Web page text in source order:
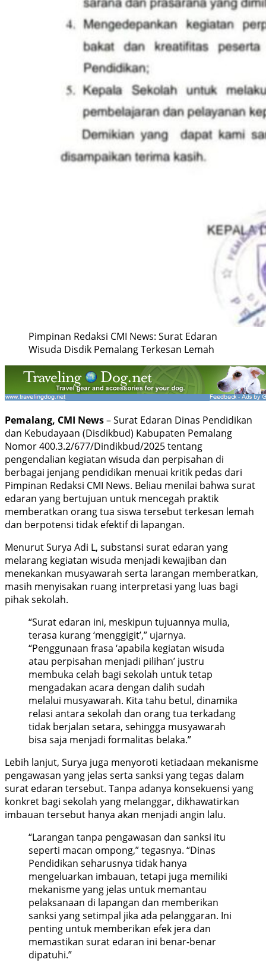
Pimpinan Redaksi CMI News: Surat Edaran
Wisuda Disdik Pemalang Terkesan Lemah
Pemalang, CMI News– Surat Edaran Dinas Pendidikan
dan Kebudayaan (Disdikbud) Kabupaten Pemalang
Nomor 400.3.2/677/Dindikbud/2025 tentang
pengendalian kegiatan wisuda dan perpisahan di
berbagai jenjang pendidikan menuai kritik pedas dari
Pimpinan Redaksi CMI News. Beliau menilai bahwa surat
edaran yang bertujuan untuk mencegah praktik
memberatkan orang tua siswa tersebut terkesan lemah
dan berpotensi tidak efektif di lapangan.
Menurut Surya Adi L, substansi surat edaran yang
melarang kegiatan wisuda menjadi kewajiban dan
menekankan musyawarah serta larangan memberatkan,
masih menyisakan ruang interpretasi yang luas bagi
pihak sekolah.
“Surat edaran ini, meskipun tujuannya mulia,
terasa kurang ‘menggigit’,” ujarnya.
“Penggunaan frasa ‘apabila kegiatan wisuda
atau perpisahan menjadi pilihan’ justru
membuka celah bagi sekolah untuk tetap
mengadakan acara dengan dalih sudah
melalui musyawarah. Kita tahu betul, dinamika
relasi antara sekolah dan orang tua terkadang
tidak berjalan setara, sehingga musyawarah
bisa saja menjadi formalitas belaka.”
Lebih lanjut, Surya juga menyoroti ketiadaan mekanisme
pengawasan yang jelas serta sanksi yang tegas dalam
surat edaran tersebut. Tanpa adanya konsekuensi yang
konkret bagi sekolah yang melanggar, dikhawatirkan
imbauan tersebut hanya akan menjadi angin lalu.
“Larangan tanpa pengawasan dan sanksi itu
seperti macan ompong,” tegasnya. “Dinas
Pendidikan seharusnya tidak hanya
mengeluarkan imbauan, tetapi juga memiliki
mekanisme yang jelas untuk memantau
pelaksanaan di lapangan dan memberikan
sanksi yang setimpal jika ada pelanggaran. Ini
penting untuk memberikan efek jera dan
memastikan surat edaran ini benar-benar
dipatuhi.”